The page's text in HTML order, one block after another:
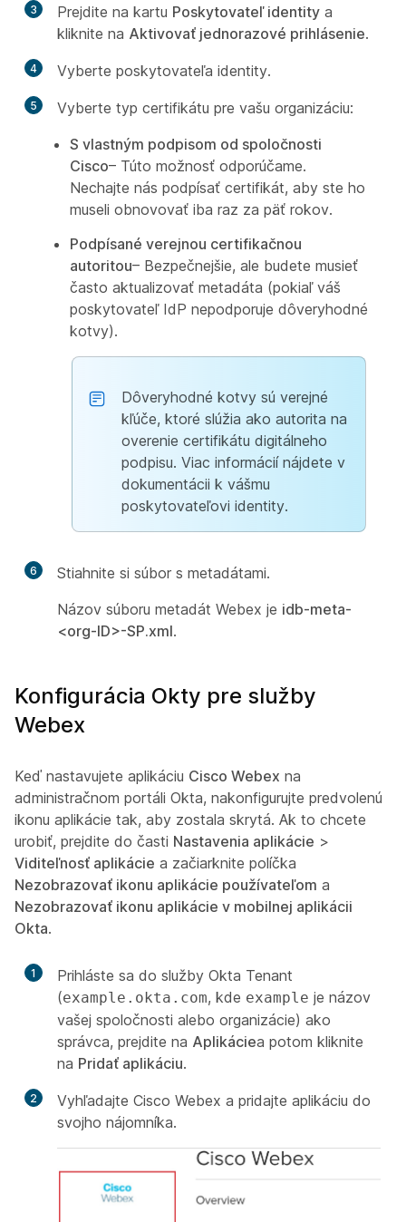
3 Prejdite na kartu Poskytovateľ identity a
kliknite na Aktivovať jednorazové prihlásenie.
4 Vyberte poskytovateľa identity.
5
Vyberte typ certifikátu pre vašu organizáciu:
S vlastným podpisom od spoločnosti
Cisco– Túto možnosť odporúčame.
Nechajte nás podpísať certifikát, aby ste ho
museli obnovovať iba raz za päť rokov.
Podpísané verejnou certifikačnou
autoritou– Bezpečnejšie, ale budete musieť
často aktualizovať metadáta (pokiaľ váš
poskytovateľ IdP nepodporuje dôveryhodné
kotvy).
Dôveryhodné kotvy sú verejné
kľúče, ktoré slúžia ako autorita na
overenie certifikátu digitálneho
podpisu. Viac informácií nájdete v
dokumentácii k vášmu
poskytovateľovi identity.
6
Stiahnite si súbor s metadátami.
Názov súboru metadát Webex je idb-meta-
<org-ID>-SP.xml.
Konfigurácia Okty pre služby
Webex
Keď nastavujete aplikáciu Cisco Webex na
administračnom portáli Okta, nakonfigurujte predvolenú
ikonu aplikácie tak, aby zostala skrytá. Ak to chcete
urobiť, prejdite do časti Nastavenia aplikácie >
Viditeľnosť aplikácie a začiarknite políčka
Nezobrazovať ikonu aplikácie používateľom a
Nezobrazovať ikonu aplikácie v mobilnej aplikácii
Okta.
1
Prihláste sa do služby Okta Tenant
(example.okta.com, kde example je názov
vašej spoločnosti alebo organizácie) ako
správca, prejdite na Aplikáciea potom kliknite
na Pridať aplikáciu.
2 Vyhľadajte Cisco Webex a pridajte aplikáciu do
svojho nájomníka.